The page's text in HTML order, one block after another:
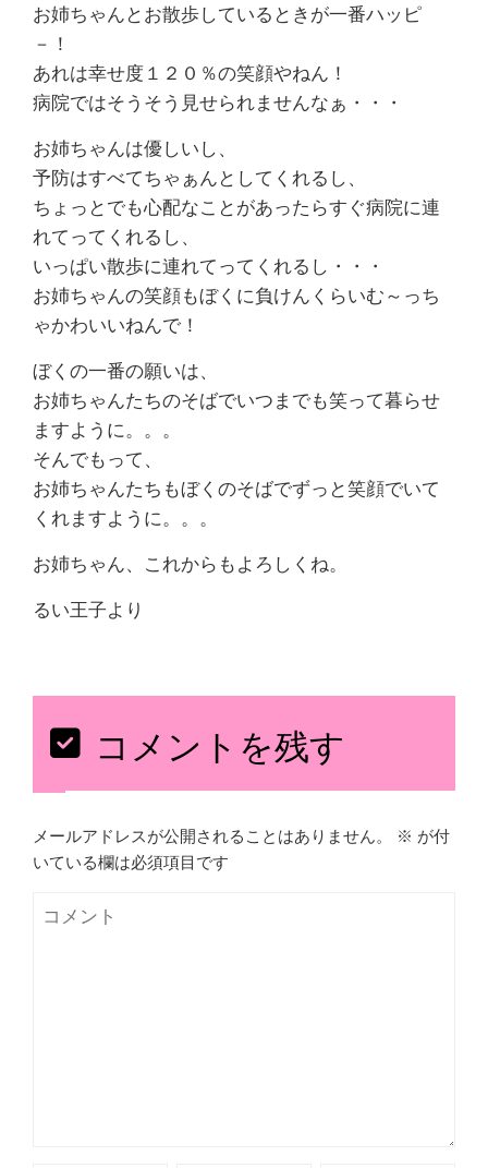
お姉ちゃんとお散歩しているときが一番ハッピ
－！
あれは幸せ度１２０％の笑顔やねん！
病院ではそうそう見せられませんなぁ・・・
お姉ちゃんは優しいし、
予防はすべてちゃぁんとしてくれるし、
ちょっとでも心配なことがあったらすぐ病院に連
れてってくれるし、
いっぱい散歩に連れてってくれるし・・・
お姉ちゃんの笑顔もぼくに負けんくらいむ～っち
ゃかわいいねんで！
ぼくの一番の願いは、
お姉ちゃんたちのそばでいつまでも笑って暮らせ
ますように。。。
そんでもって、
お姉ちゃんたちもぼくのそばでずっと笑顔でいて
くれますように。。。
お姉ちゃん、これからもよろしくね。
るい王子より
コメントを残す
メールアドレスが公開されることはありません。 ※ が付
いている欄は必須項目です